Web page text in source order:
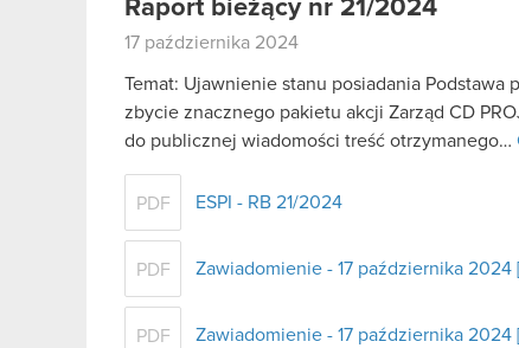
Raport bieżący nr 21/2024
17 października 2024
Temat: Ujawnienie stanu posiadania Podstawa
zbycie znacznego pakietu akcji Zarząd CD
do publicznej wiadomości treść otrzymanego…
PDF ESPI - RB 21/2024
PDF Zawiadomienie - 17 października 2024
PDF Zawiadomienie - 17 października 2024